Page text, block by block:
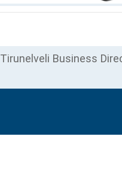
Tirunelveli Business